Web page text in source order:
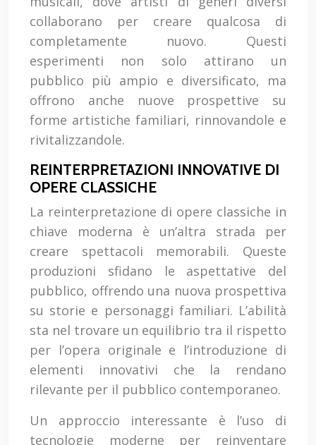
collaborano per creare qualcosa di
completamente nuovo. Questi
esperimenti non solo attirano un
pubblico più ampio e diversificato, ma
offrono anche nuove prospettive su
forme artistiche familiari, rinnovandole e
rivitalizzandole.
REINTERPRETAZIONI INNOVATIVE DI
OPERE CLASSICHE
La reinterpretazione di opere classiche in
chiave moderna è un’altra strada per
creare spettacoli memorabili. Queste
produzioni sfidano le aspettative del
pubblico, offrendo una nuova prospettiva
su storie e personaggi familiari. L’abilità
sta nel trovare un equilibrio tra il rispetto
per l’opera originale e l’introduzione di
elementi innovativi che la rendano
rilevante per il pubblico contemporaneo.
Un approccio interessante è l’uso di
tecnologie moderne per reinventare